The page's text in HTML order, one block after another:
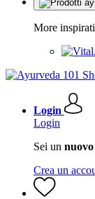
More
Login
Login
Sei un nuovo
Crea un